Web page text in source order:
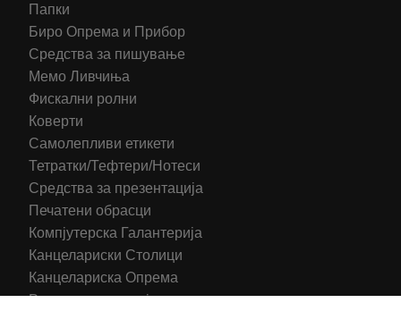
Папки
Биро Опрема и Прибор
Средства за пишување
Мемо Ливчиња
Фискални ролни
Коверти
Самолепливи етикети
Тетратки/Тефтери/Нотеси
Средства за презентација
Печатени обрасци
Компјутерска Галантерија
Канцелариски Столици
Канцелариска Опрема
Рекламни материјали